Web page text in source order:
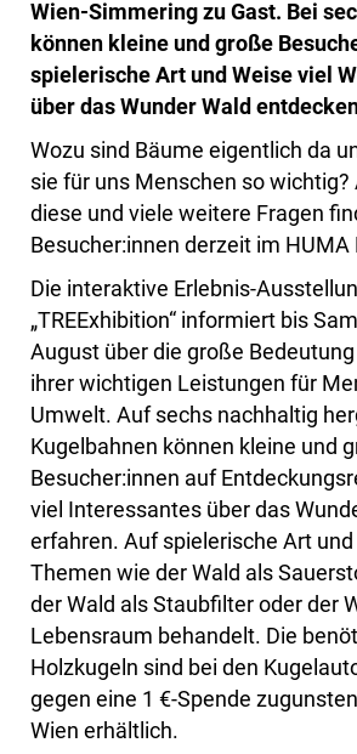
Wien-Simmering zu Gast. Bei
können kleine und große
spielerische Art und Weise viel
über das Wunder Wald
Wozu sind Bäume eigentlich da
sie für uns Menschen so
diese und viele weitere Fragen
Besucher:innen derzeit im HUMA
Die interaktive Erlebnis-
„TREExhibition“ informiert bis
August über die große
ihrer wichtigen Leistungen für
Umwelt. Auf sechs nachhaltig
Kugelbahnen können kleine und
Besucher:innen auf
viel Interessantes über das
erfahren. Auf spielerische Art
Themen wie der Wald als
der Wald als Staubfilter oder der
Lebensraum behandelt. Die
Holzkugeln sind bei den
gegen eine 1 €-Spende
Wien erhältlich.